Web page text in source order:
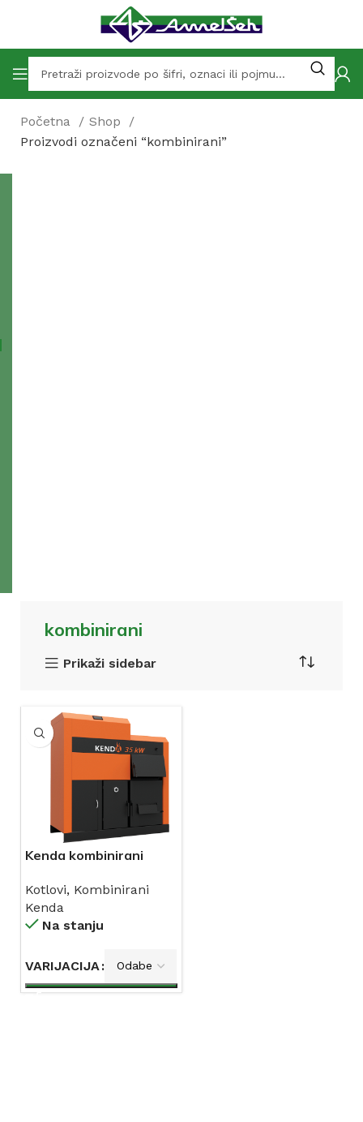
Početna
Shop
Proizvodi označeni “kombinirani”
kombinirani
Prikaži sidebar
Kenda kombinirani
Kotlovi, Kombinirani
Kenda
Na stanju
VARIJACIJA